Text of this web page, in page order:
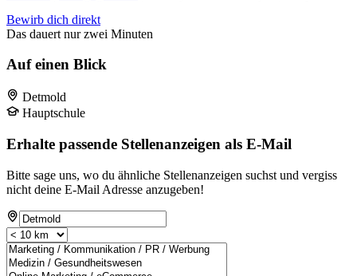
Bewirb dich direkt
Das dauert nur zwei Minuten
Auf einen Blick
Detmold
Hauptschule
Erhalte passende Stellenanzeigen als E-Mail
Bitte sage uns, wo du ähnliche Stellenanzeigen suchst und vergiss
nicht deine E-Mail Adresse anzugeben!